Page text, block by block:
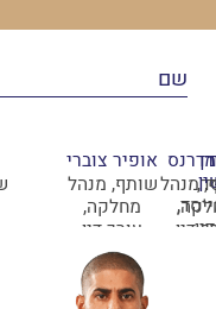
דרנס
מנהל
אופיר צוברי
שותף, מנהל
מחלקה,
עורך דין